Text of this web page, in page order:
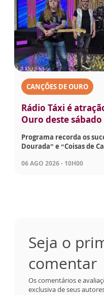
CANÇÕES DE OURO
Rádio Táxi é
Ouro deste sábado
Programa recorda os
Dourada” e “Coisas de
06 AGO 2026 - 10H00
Seja o
comentar
Os comentários e
exclusiva de seus